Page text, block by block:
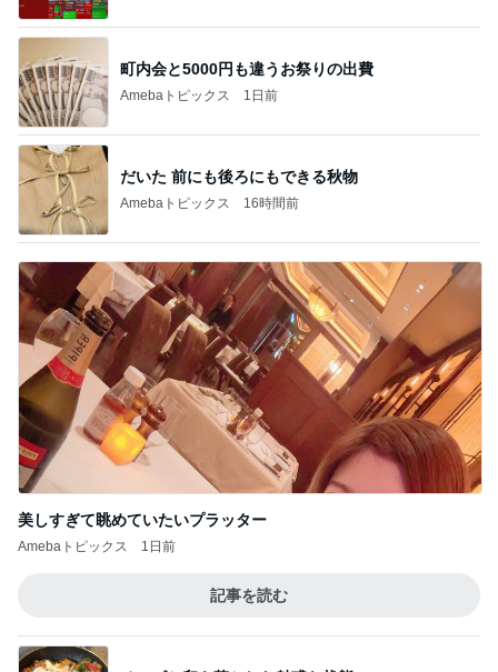
町内会と5000円も違うお祭りの出費
Amebaトピックス 1日前
だいた 前にも後ろにもできる秋物
Amebaトピックス 16時間前
美しすぎて眺めていたいプラッター
Amebaトピックス 1日前
記事を読む